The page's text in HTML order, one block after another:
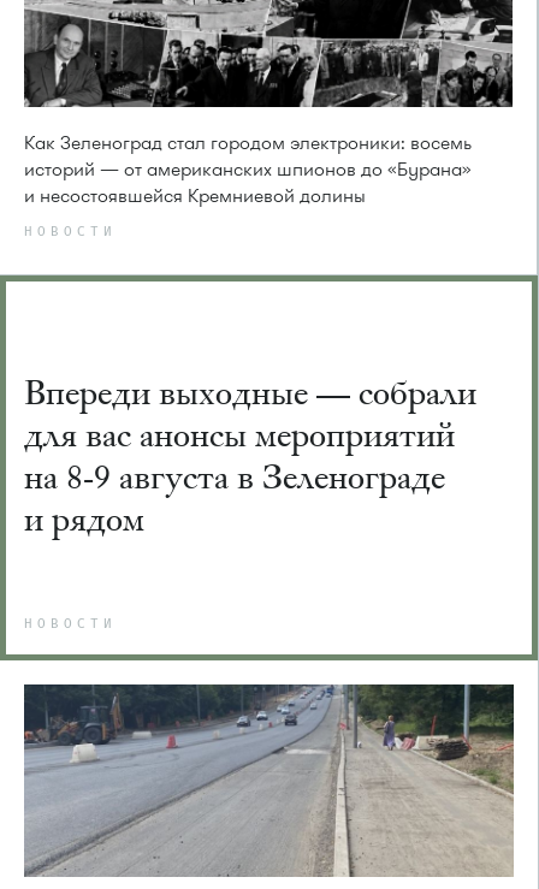
Как Зеленоград стал городом электроники: восемь
историй — от американских шпионов до «Бурана»
и несостоявшейся Кремниевой долины
НОВОСТИ
Впереди выходные — собрали
для вас анонсы мероприятий
на 8-9 августа в Зеленограде
и рядом
НОВОСТИ